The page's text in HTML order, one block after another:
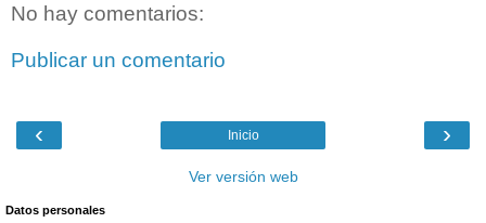
No hay comentarios:
Publicar un comentario
‹ ›
Inicio
Ver versión web
Datos personales